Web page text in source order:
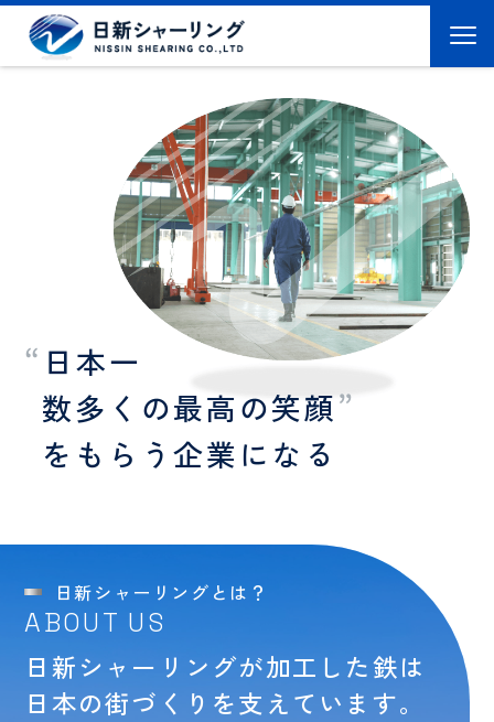
“ 日 本一
数多 く の最高の笑顔”
を も ら う企業 に な る
日新シャーリングとは？
ABOUT US
日新シャーリングが加工した鉄は
日本の街づくりを支えています。